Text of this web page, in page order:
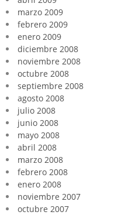
marzo 2009
febrero 2009
enero 2009
diciembre 2008
noviembre 2008
octubre 2008
septiembre 2008
agosto 2008
julio 2008
junio 2008
mayo 2008
abril 2008
marzo 2008
febrero 2008
enero 2008
noviembre 2007
octubre 2007